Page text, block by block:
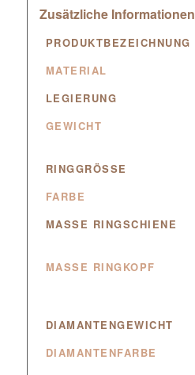
Zusätzliche Informationen
PRODUKTBEZEICHNUNG
MATERIAL
LEGIERUNG
GEWICHT
RINGGRÖSSE
FARBE
MASSE RINGSCHIENE
MASSE RINGKOPF
DIAMANTENGEWICHT
DIAMANTENFARBE